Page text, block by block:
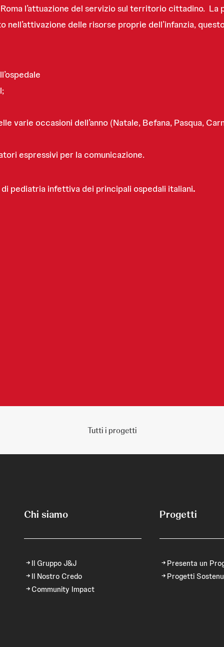
l’attuazione del servizio sul territorio cittadino.
nell’attivazione delle risorse proprie dell’infanzia,
varie occasioni dell’anno (Natale, Befana, Pasqua,
espressivi per la comunicazione.
pediatria infettiva dei principali ospedali italiani.
Tutti i progetti
Chi siamo
Il Gruppo J&J
Il Nostro Credo
Community Impact
Progetti
Presenta un
Progetti